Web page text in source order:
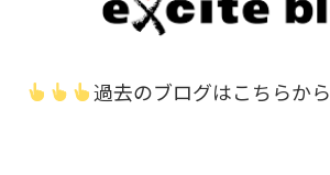
過去のブログはこちらから